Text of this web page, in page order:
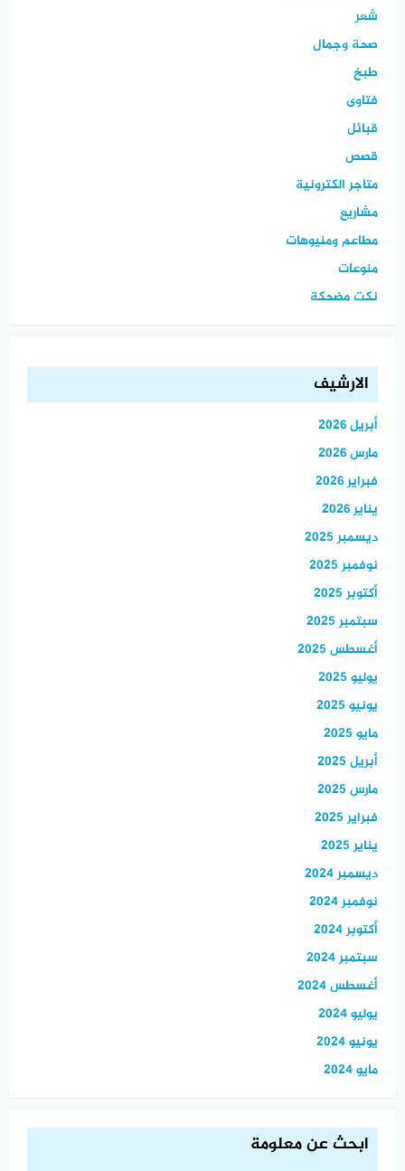
شعر
صحة وجمال
طبخ
فتاوى
قبائل
قصص
متاجر الكترونية
مشاريع
مطاعم ومنيوهات
منوعات
نكت مضحكة
الارشيف
أبريل 2026
مارس 2026
فبراير 2026
يناير 2026
ديسمبر 2025
نوفمبر 2025
أكتوبر 2025
سبتمبر 2025
أغسطس 2025
يوليو 2025
يونيو 2025
مايو 2025
أبريل 2025
مارس 2025
فبراير 2025
يناير 2025
ديسمبر 2024
نوفمبر 2024
أكتوبر 2024
سبتمبر 2024
أغسطس 2024
يوليو 2024
يونيو 2024
مايو 2024
ابحث عن معلومة